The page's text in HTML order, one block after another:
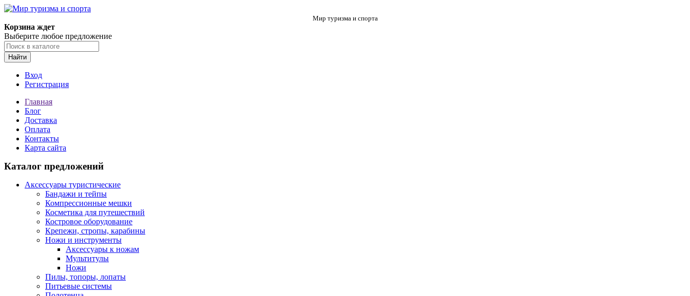
Мир туризма и спорта
Корзина ждет
Выберите любое предложение
Найти
Вход
Регистрация
Главная
Блог
Доставка
Оплата
Контакты
Карта сайта
Каталог предложений
Аксессуары туристические
Бандажи и тейпы
Компрессионные мешки
Косметика для путешествий
Костровое оборудование
Крепежи, стропы, карабины
Ножи и инструменты
Аксессуары к ножам
Мультитулы
Ножи
Пилы, топоры, лопаты
Питьевые системы